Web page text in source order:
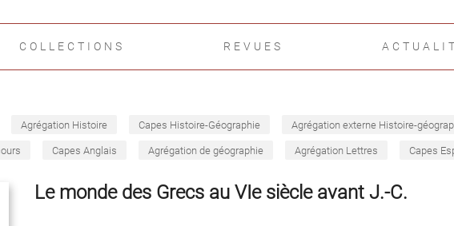
COLLECTIONS REVUES
Agrégation Histoire Capes Histoire-Géographie Agrégation externe Histoire-
Capes Anglais Agrégation de géographie Agrégation Lettres Capes
Le monde des Grecs au VIe siècle avant J.-C.